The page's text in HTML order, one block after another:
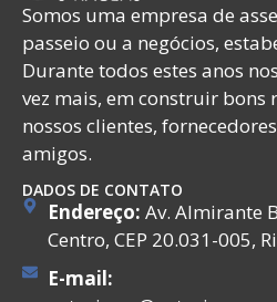
Somos uma empresa de
passeio ou a negócios,
Durante todos estes anos
vez mais, em construir bons
nossos clientes,
amigos.
DADOS DE CONTATO
Endereço: Av. Almirante
Centro, CEP 20.031-005,
E-mail: